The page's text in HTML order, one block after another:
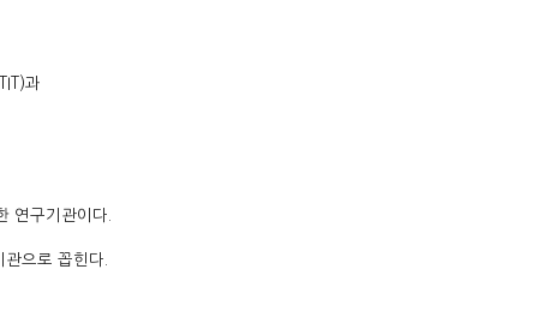
과
연구기관이다.
으로 꼽힌다.